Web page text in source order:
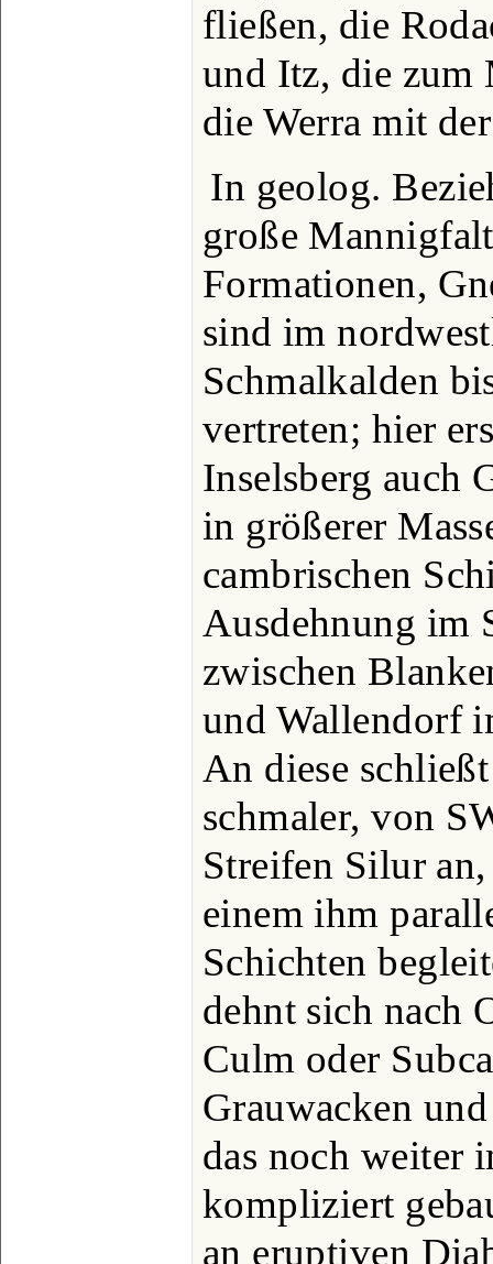
fließen, die
und Itz, die zum
die Werra mit
In geolog.
große
Formationen,
sind im
Schmalkalden
vertreten; hier
Inselsberg auch
in größerer
cambrischen
Ausdehnung im
zwischen
und Wallendorf
An diese
schmaler, von
Streifen Silur
einem ihm
Schichten
dehnt sich nach
Culm oder
Grauwacken
das noch weiter
kompliziert
an eruptiven